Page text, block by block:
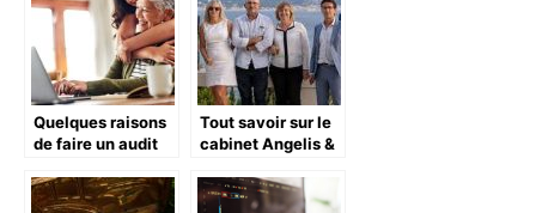
Quelques raisons
de faire un audit
retraite
Tout savoir sur le
cabinet Angelis &